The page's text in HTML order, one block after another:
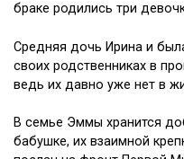
браке родились три
Средняя дочь Ирина и
своих родственниках в
ведь их давно уже нет в
В семье Эммы хранится
бабушке, их взаимной